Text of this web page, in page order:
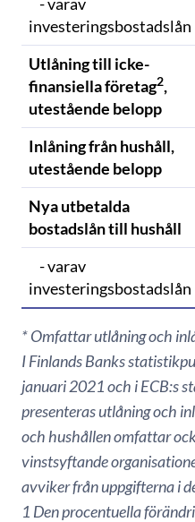
investeringsbostadslån
Utlåning till icke-
finansiella företag2,
utestående belopp
Inlåning från hushåll,
utestående belopp
Nya utbetalda
bostadslån till hushåll
- varav
investeringsbostadslån
* Omfattar utlåning och
I Finlands Banks
januari 2021 och i ECB:s
presenteras utlåning och
och hushållen omfattar
vinstsyftande
avviker från uppgifterna i
1 Den procentuella